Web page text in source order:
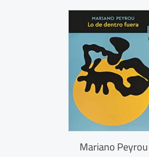
5
Mariano Peyrou